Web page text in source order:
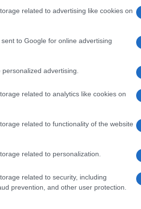
related to advertising like cookies on
to Google for online advertising
advertising.
related to analytics like cookies on
related to functionality of the website
related to personalization.
related to security, including
prevention, and other user protection.
è una struttura con
termali e piscine
Castello Aragonese,
curative nelle
tradizioni
per le sue acque
terapie specifiche o
consolidate. Nei Colli
un patrimonio
e relax in un